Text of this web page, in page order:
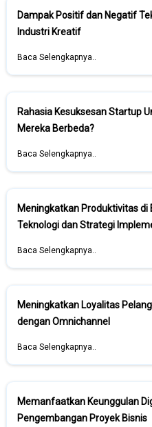
Dampak Positif dan Negatif
Industri Kreatif
Baca Selengkapnya..
Rahasia Kesuksesan Startup
Mereka Berbeda?
Baca Selengkapnya..
Meningkatkan Produktivitas di
Teknologi dan Strategi
Baca Selengkapnya..
Meningkatkan Loyalitas
dengan Omnichannel
Baca Selengkapnya..
Memanfaatkan Keunggulan
Pengembangan Proyek Bisnis